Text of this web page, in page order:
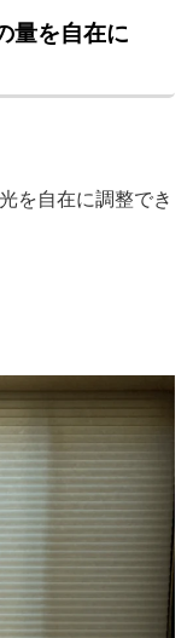
量を自在に
を自在に調整でき